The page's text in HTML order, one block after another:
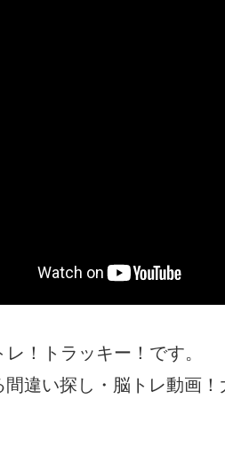
！トラッキー！です。
間違い探し・脳トレ動画